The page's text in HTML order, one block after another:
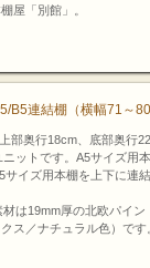
屋「別館」。
B5連結棚（横幅71～80
部奥行18cm、底部奥行
ニットです。A5サイズ用
サイズ用本棚を上下に連結
材は19mm厚の北欧パイ
ス／ナチュラル色）です